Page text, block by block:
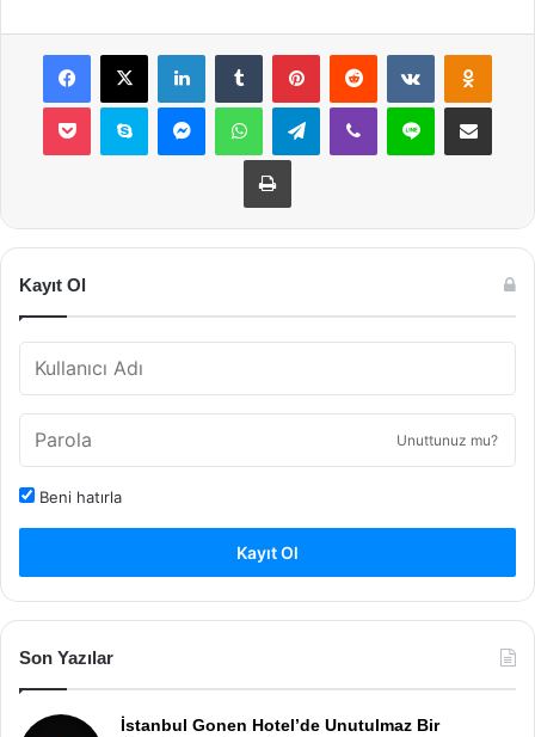
Facebook
X LinkedInTumblr PinterestReddit VKontakte
Pocket Skype MessengerWhatsAppTelegramViber Line E-Posta ile
Yazdır
Kayıt Ol
Unuttunuz mu?
Beni hatırla
Kayıt Ol
Son Yazılar
İstanbul Gonen Hotel’de Unutulmaz Bir